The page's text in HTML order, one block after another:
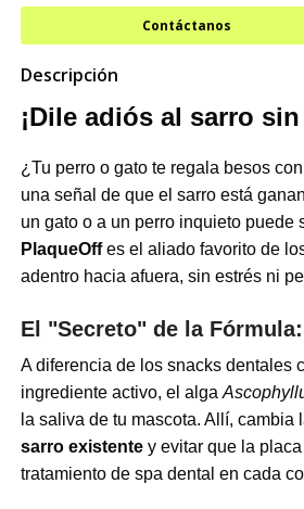
Contáctanos
Descripción
¡Dile adiós al sarro
¿Tu perro o gato te regala besos
una señal de que el sarro está
un gato o a un perro inquieto puede
PlaqueOffes el aliado favorito de
adentro hacia afuera, sin estrés ni
El "Secreto" de la
A diferencia de los snacks dentales
ingrediente activo, el alga
la saliva de tu mascota. Allí,
sarro existente y evitar que la
tratamiento de spa dental en cada